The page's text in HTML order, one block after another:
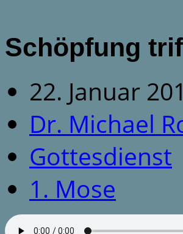
Schöpfung
22. Januar
Dr. Michael
Gottesdienst
1. Mose